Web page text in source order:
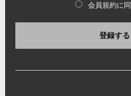
会員規約に
登録する